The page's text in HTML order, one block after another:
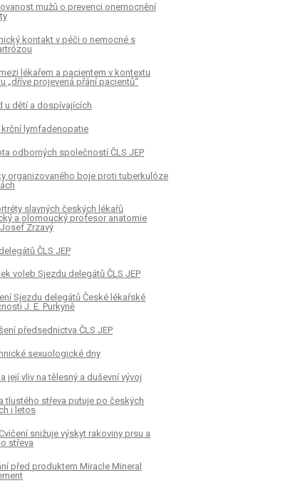
mužů o prevenci onemocnění
kontakt v péči o nemocné s
lékařem a pacientem v kontextu
„dříve projevená přání pacientů“
u dětí a dospívajících
krční lymfadenopatie
odborných společností ČLS JEP
organizovaného boje proti tuberkulóze
slavných českých lékařů
a olomoucký profesor anatomie
Zrzavý
ČLS JEP
voleb Sjezdu delegátů ČLS JEP
Sjezdu delegátů České lékařské
J. E. Purkyně
předsednictva ČLS JEP
sexuologické dny
její vliv na tělesný a duševní vývoj
tlustého střeva putuje po českých
i letos
snižuje výskyt rakoviny prsu a
střeva
před produktem Miracle Mineral